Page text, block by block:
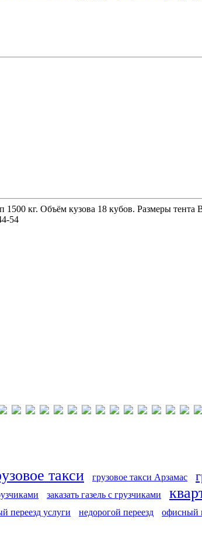
кг. Объём кузова 18 кубов. Размеры
54
такси грузовое такси Арзамас
заказать газель с грузчиками
переезд услуги недорогой переезд офисный